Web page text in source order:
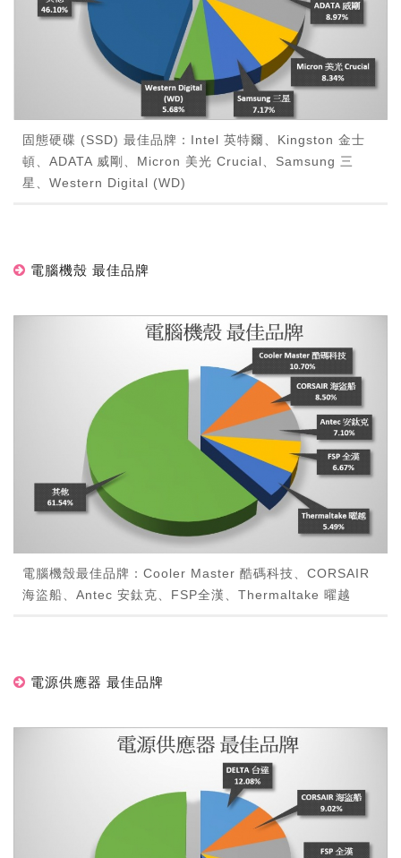
固態硬碟 (SSD) 最佳品牌：Intel 英特爾、Kingston 金士
頓、ADATA 威剛、Micron 美光 Crucial、Samsung 三
星、Western Digital (WD)
電腦機殼 最佳品牌
電腦機殼最佳品牌：Cooler Master 酷碼科技、CORSAIR
海盜船、Antec 安鈦克、FSP全漢、Thermaltake 曜越
電源供應器 最佳品牌